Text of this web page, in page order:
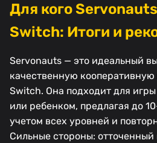
Для кого
Switch: Итоги и
Servonauts — это идеальный
качественную
Switch. Она подходит для
или ребенком, предлагая до
учетом всех уровней и
Сильные стороны: